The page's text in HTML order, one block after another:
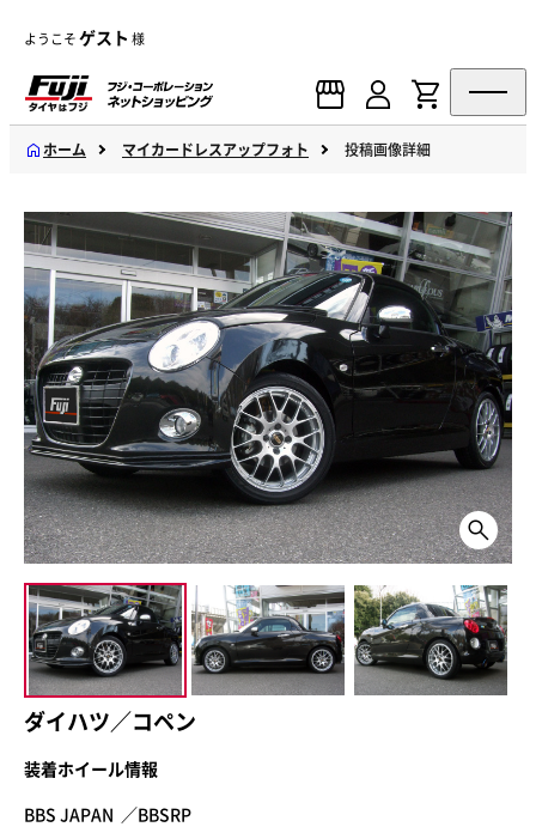
ようこそゲスト 様
ホーム マイカードレスアップフォト 投稿画像詳細
ダイハツ／コペン
装着ホイール情報
BBS JAPAN ／BBSRP